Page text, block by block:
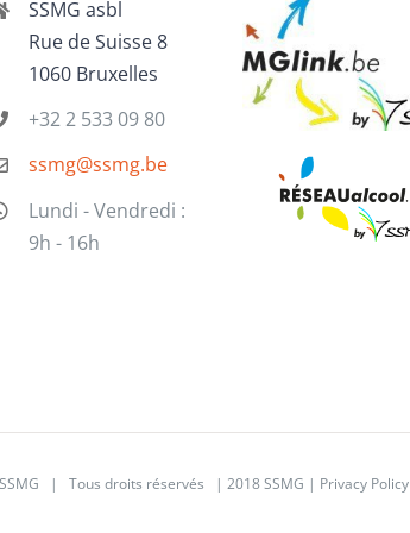
SSMG asbl
Rue de Suisse 8
1060 Bruxelles
+32 2 533 09 80
ssmg@ssmg.be
Lundi - Vendredi :
9h - 16h
| Tous droits réservés | 2018 SSMG | Privacy Policy